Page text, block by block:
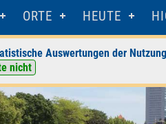
ORTE HEUTE
Auswertungen der
nicht